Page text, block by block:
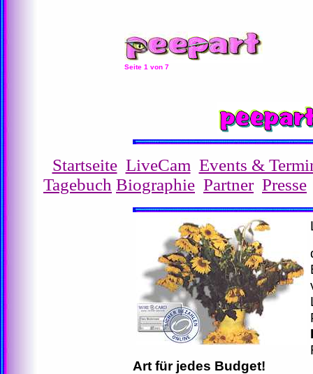
Seite 1 von 7
Startseite LiveCam Events &
Tagebuch Biographie Partner Presse
Art für jedes Budget!